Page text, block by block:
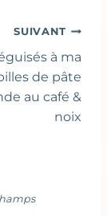
SUIVANT
à ma
de pâte
au café &
noix